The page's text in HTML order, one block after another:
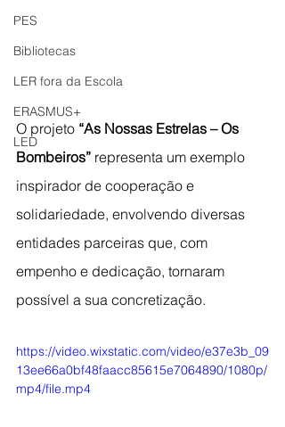
PES
Bibliotecas
LER fora da Escola
ERASMUS+
LED
O projeto “As Nossas Estrelas – Os
Bombeiros” representa um exemplo
inspirador de cooperação e
solidariedade, envolvendo diversas
entidades parceiras que, com
empenho e dedicação, tornaram
possível a sua concretização.
https://video.wixstatic.com/video/e37e3b_09
13ee66a0bf48faacc85615e7064890/1080p/
mp4/file.mp4